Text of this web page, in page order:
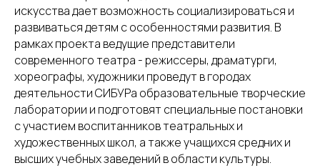
искусства дает возможность социализироваться и
развиваться детям с особенностями развития. В
рамках проекта ведущие представители
современного театра - режиссеры, драматурги,
хореографы, художники проведут в городах
деятельности СИБУРа образовательные творческие
лаборатории и подготовят специальные постановки
с участием воспитанников театральных и
художественных школ, а также учащихся средних и
высших учебных заведений в области культуры.